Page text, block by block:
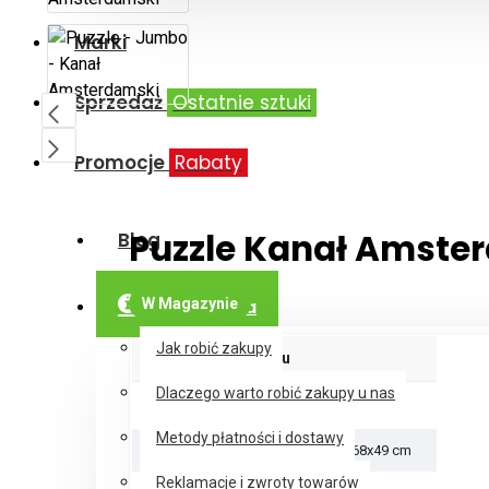
Marki
Sprzedaż Ostatnie sztuki
Promocje Rabaty
Blog
Informacja
Jak robić zakupy
Dlaczego warto robić zakupy u nas
Metody płatności i dostawy
Reklamacje i zwroty towarów
Puzzle Kanał
W Magazynie
Parametry produktu
Liczba sztuk 1000
Wymiary układanki 68x49 cm